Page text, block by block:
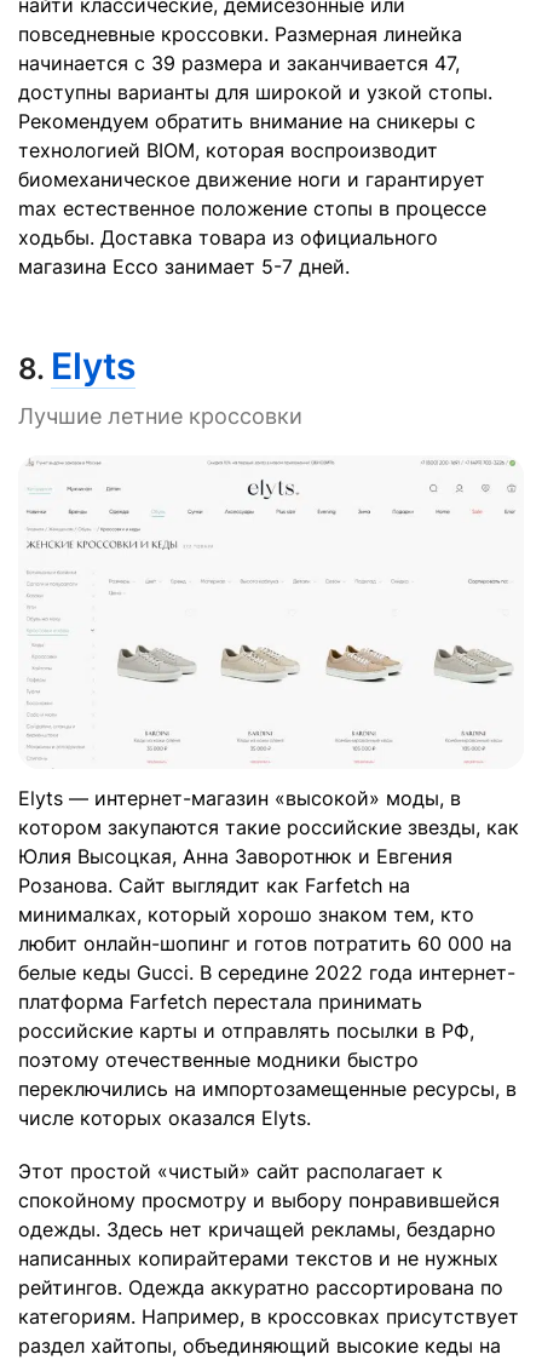
повседневные кроссовки. Размерная линейка
начинается с 39 размера и заканчивается 47,
доступны варианты для широкой и узкой стопы.
Рекомендуем обратить внимание на сникеры с
технологией BIOM, которая воспроизводит
биомеханическое движение ноги и гарантирует
max естественное положение стопы в процессе
ходьбы. Доставка товара из официального
магазина Ecco занимает 5-7 дней.
8. Elyts
Лучшие летние кроссовки
Elyts — интернет-магазин «высокой» моды, в
котором закупаются такие российские звезды, как
Юлия Высоцкая, Анна Заворотнюк и Евгения
Розанова. Сайт выглядит как Farfetch на
минималках, который хорошо знаком тем, кто
любит онлайн-шопинг и готов потратить 60 000 на
белые кеды Gucci. В середине 2022 года интернет-
платформа Farfetch перестала принимать
российские карты и отправлять посылки в РФ,
поэтому отечественные модники быстро
переключились на импортозамещенные ресурсы, в
числе которых оказался Elyts.
Этот простой «чистый» сайт располагает к
спокойному просмотру и выбору понравившейся
одежды. Здесь нет кричащей рекламы, бездарно
написанных копирайтерами текстов и не нужных
рейтингов. Одежда аккуратно рассортирована по
категориям. Например, в кроссовках присутствует
раздел хайтопы, объединяющий высокие кеды на